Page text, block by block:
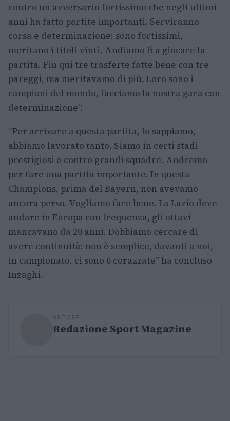
contro un avversario fortissimo che negli ultimi
anni ha fatto partite importanti. Serviranno
corsa e determinazione: sono fortissimi,
meritano i titoli vinti. Andiamo lì a giocare la
partita. Fin qui tre trasferte fatte bene con tre
pareggi, ma meritavamo di più. Loro sono i
campioni del mondo, facciamo la nostra gara con
determinazione”.
“Per arrivare a questa partita, lo sappiamo,
abbiamo lavorato tanto. Siamo in certi stadi
prestigiosi e contro grandi squadre. Andremo
per fare una partita importante. In questa
Champions, prima del Bayern, non avevamo
ancora perso. Vogliamo fare bene. La Lazio deve
andare in Europa con frequenza, gli ottavi
mancavano da 20 anni. Dobbiamo cercare di
avere continuità: non è semplice, davanti a noi,
in campionato, ci sono 6 corazzate” ha concluso
Inzaghi.
AUTORE
Redazione Sport Magazine